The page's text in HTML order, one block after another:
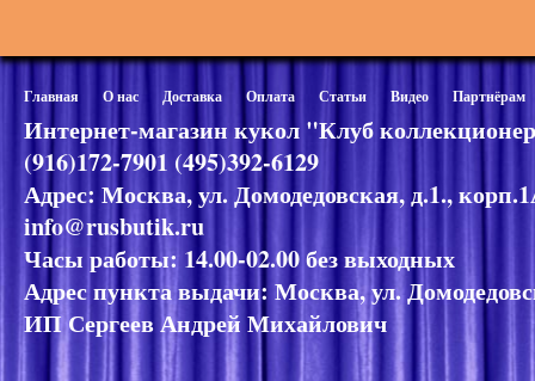
Главная О нас Доставка Оплата Статьи Видео Партнёрам
Интернет-магазин кукол "Клуб
(916)172-7901 (495)392-6129
Адрес: Москва, ул. Домодедовская, д.1.,
info@rusbutik.ru
Часы работы: 14.00-02.00 без выходных
Адрес пункта выдачи: Москва, ул.
ИП Сергеев Андрей Михайлович